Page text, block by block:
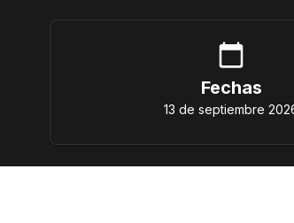
Fechas
13 de septiembre